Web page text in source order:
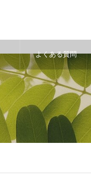
よくある質問
single.phpon line